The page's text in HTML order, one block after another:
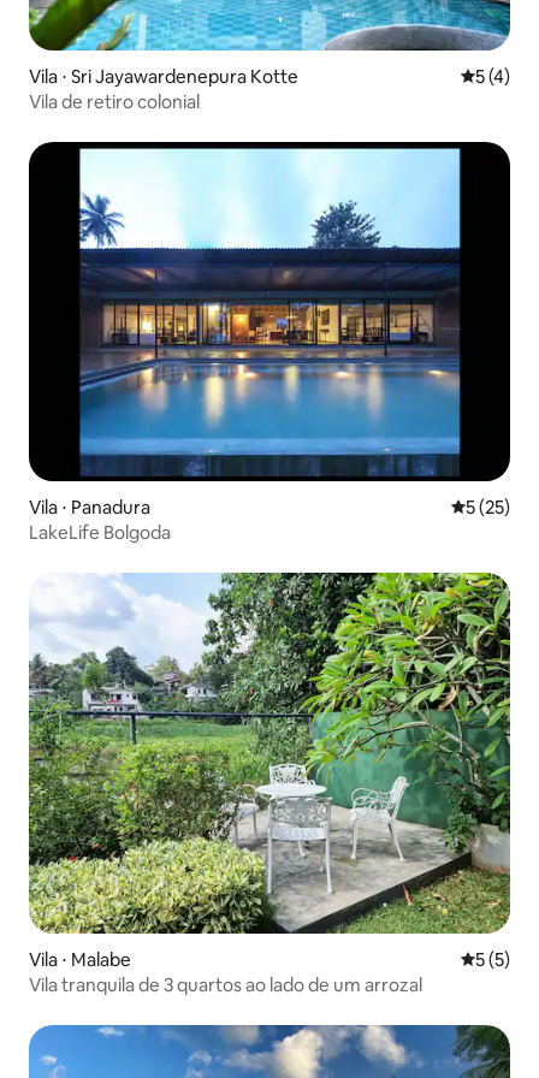
Vila ⋅ Sri Jayawardenepura Kotte 5 de
5 (4)
Vila de retiro colonial
Vila ⋅ Panadura 5 de uma
5 (25)
LakeLife Bolgoda
Vila ⋅ Malabe 5 de
5 (5)
Vila tranquila de 3 quartos ao lado de um arrozal